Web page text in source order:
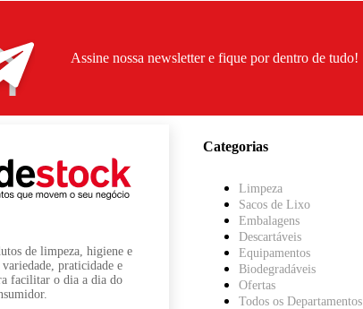
Assine nossa newsletter e fique por dentro de tudo!
de limpeza, higiene e
praticidade e
facilitar o dia a dia do
Categorias
Limpeza
Sacos de Lixo
Embalagens
Descartáveis
Equipamentos
Biodegradáveis
Ofertas
Todos os Departamentos